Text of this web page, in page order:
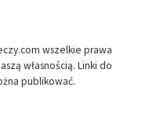
wszelkie prawa
własnością. Linki do
publikować.